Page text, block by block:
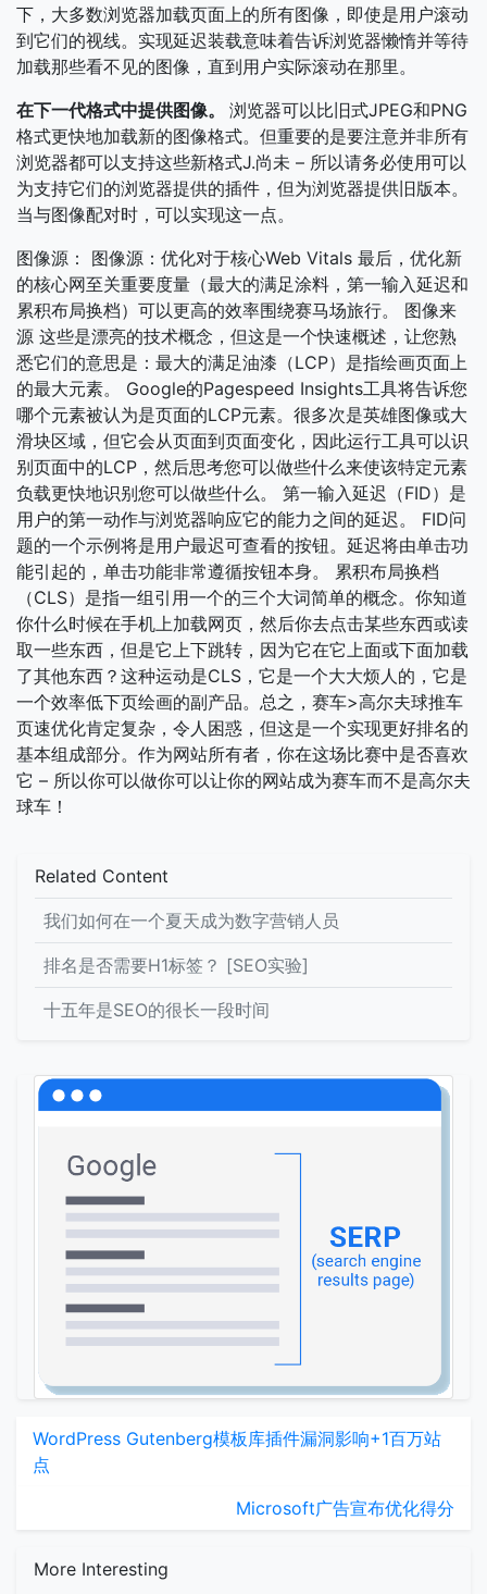
下，大多数浏览器加载页面上的所有图像，即使是用户滚动
到它们的视线。实现延迟装载意味着告诉浏览器懒惰并等待
加载那些看不见的图像，直到用户实际滚动在那里。
在下一代格式中提供图像。 浏览器可以比旧式JPEG和PNG
格式更快地加载新的图像格式。但重要的是要注意并非所有
浏览器都可以支持这些新格式J.尚未 – 所以请务必使用可以
为支持它们的浏览器提供的插件，但为浏览器提供旧版本。
当与图像配对时，可以实现这一点。
图像源： 图像源：优化对于核心Web Vitals 最后，优化新
的核心网至关重要度量（最大的满足涂料，第一输入延迟和
累积布局换档）可以更高的效率围绕赛马场旅行。 图像来
源 这些是漂亮的技术概念，但这是一个快速概述，让您熟
悉它们的意思是：最大的满足油漆（LCP）是指绘画页面上
的最大元素。 Google的Pagespeed Insights工具将告诉您
哪个元素被认为是页面的LCP元素。很多次是英雄图像或大
滑块区域，但它会从页面到页面变化，因此运行工具可以识
别页面中的LCP，然后思考您可以做些什么来使该特定元素
负载更快地识别您可以做些什么。 第一输入延迟（FID）是
用户的第一动作与浏览器响应它的能力之间的延迟。 FID问
题的一个示例将是用户最迟可查看的按钮。延迟将由单击功
能引起的，单击功能非常遵循按钮本身。 累积布局换档
（CLS）是指一组引用一个的三个大词简单的概念。你知道
你什么时候在手机上加载网页，然后你去点击某些东西或读
取一些东西，但是它上下跳转，因为它在它上面或下面加载
了其他东西？这种运动是CLS，它是一个大大烦人的，它是
一个效率低下页绘画的副产品。总之，赛车>高尔夫球推车
页速优化肯定复杂，令人困惑，但这是一个实现更好排名的
基本组成部分。作为网站所有者，你在这场比赛中是否喜欢
它 – 所以你可以做你可以让你的网站成为赛车而不是高尔夫
球车！
Related Content
我们如何在一个夏天成为数字营销人员
排名是否需要H1标签？ [SEO实验]
十五年是SEO的很长一段时间
WordPress Gutenberg模板库插件漏洞影响+1百万站
点
Microsoft广告宣布优化得分
More Interesting